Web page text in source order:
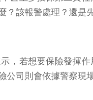
該報警處理？還是
，若想要保險發揮
司則會依據警察現